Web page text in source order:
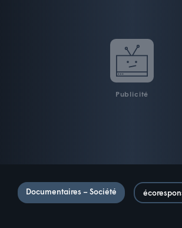
Publicité
Documentaires – Société